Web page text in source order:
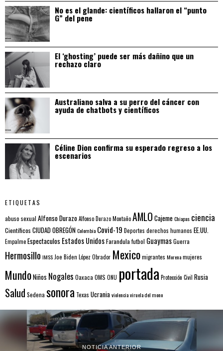
No es el glande: científicos hallaron el “punto
G” del pene
El ‘ghosting’ puede ser más dañino que un
rechazo claro
Australiano salva a su perro del cáncer con
ayuda de chatbots y científicos
Céline Dion confirma su esperado regreso a los
escenarios
ETIQUETAS
abuso sexual Alfonso DurazoAlfonso Durazo MontañoAMLO CajemeChiapas ciencia
Científicos CIUDAD OBREGÓNColombia Covid-19 Deportes derechos humanos EE.UU.
EmpalmeEspectaculos Estados UnidosFarandulafutbol GuaymasGuerra
Hermosillo IMSS Joe Biden López Obrador Mexicomigrantes Morenamujeres
MundoNiños Nogales Oaxaca OMS ONU portada Protección Civil Rusia
Salud Sedena sonora Texas Ucraniaviolenciaviruela del mono
NOTICIA ANTERIOR